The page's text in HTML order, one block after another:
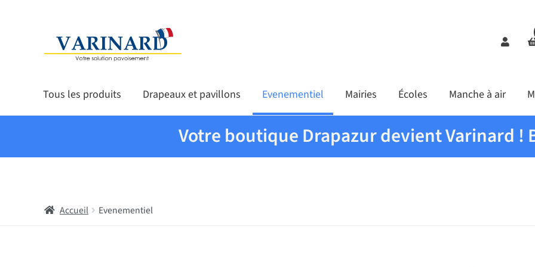
Aller à la navigation
Aller au contenu
Tous les produits Drapeaux et pavillons Evenementiel Mairies Écoles Manche à air
Votre boutique Drapazur devient Varinard !
Accueil Evenementiel